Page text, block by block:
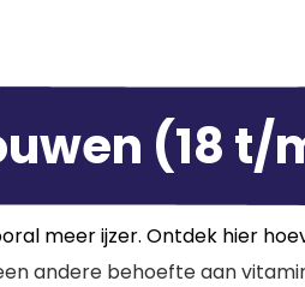
(18 t/
meer ijzer. Ontdek hier
andere behoefte aan